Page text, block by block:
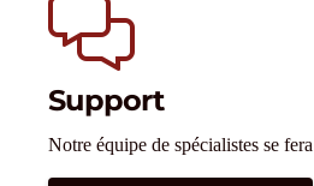
Support
Notre équipe de spécialistes se